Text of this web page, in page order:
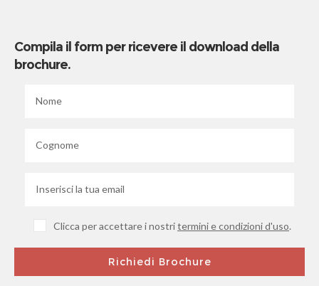
Compila il form per ricevere il download della
brochure.
Clicca per accettare i nostritermini e condizioni d'uso.